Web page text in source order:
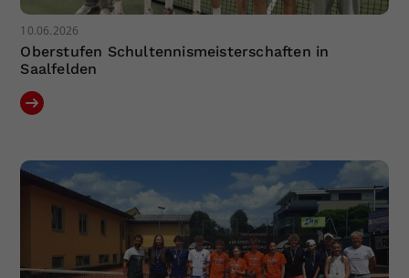
10.06.2026
Oberstufen Schultennismeisterschaften in
Saalfelden